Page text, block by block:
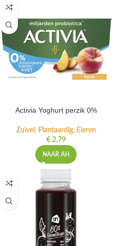
Activia Yoghurt perzik 0%
Zuivel, Plantaardig, Eieren
€2,79
NAAR AH